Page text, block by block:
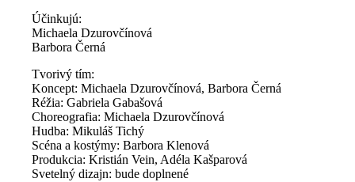
Účinkujú:
Michaela Dzurovčínová
Barbora Černá
Tvorivý tím:
Koncept: Michaela Dzurovčínová, Barbora Černá
Réžia: Gabriela Gabašová
Choreografia: Michaela Dzurovčínová
Hudba: Mikuláš Tichý
Scéna a kostýmy: Barbora Klenová
Produkcia: Kristián Vein, Adéla Kašparová
Svetelný dizajn: bude doplnené